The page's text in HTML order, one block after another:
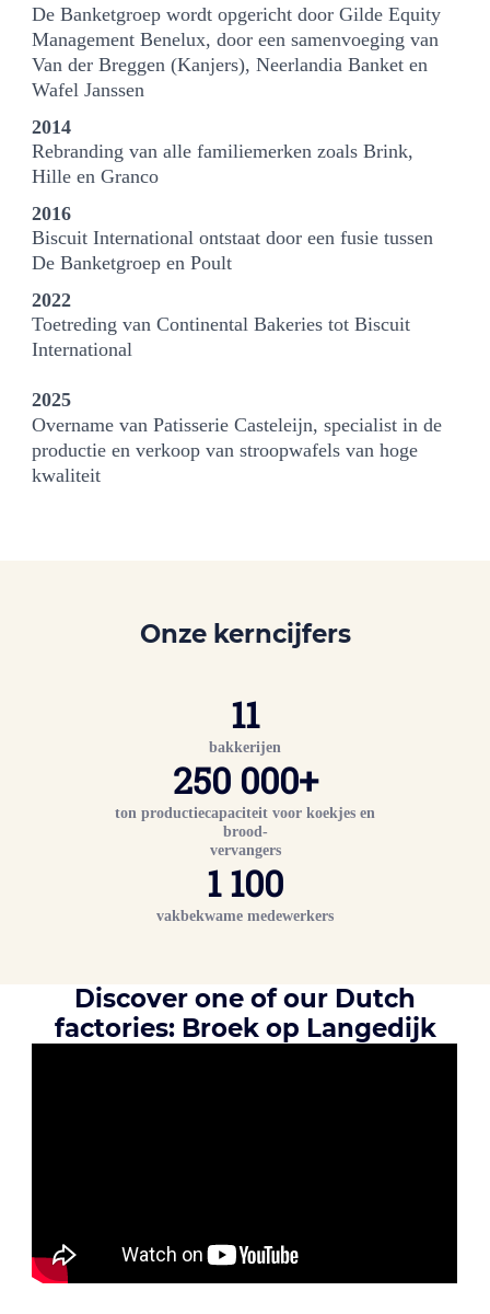
De Banketgroep wordt opgericht door Gilde Equity
Management Benelux, door een samenvoeging van
Van der Breggen (Kanjers), Neerlandia Banket en
Wafel Janssen
2014
Rebranding van alle familiemerken zoals Brink,
Hille en Granco
2016
Biscuit International ontstaat door een fusie tussen
De Banketgroep en Poult
2022
Toetreding van Continental Bakeries tot Biscuit
International
2025
Overname van Patisserie Casteleijn, specialist in de
productie en verkoop van stroopwafels van hoge
kwaliteit
Onze kerncijfers
11
bakkerijen
250 000+
ton productiecapaciteit voor koekjes en
brood-
vervangers
1 100
vakbekwame medewerkers
Discover one of our Dutch
factories: Broek op Langedijk